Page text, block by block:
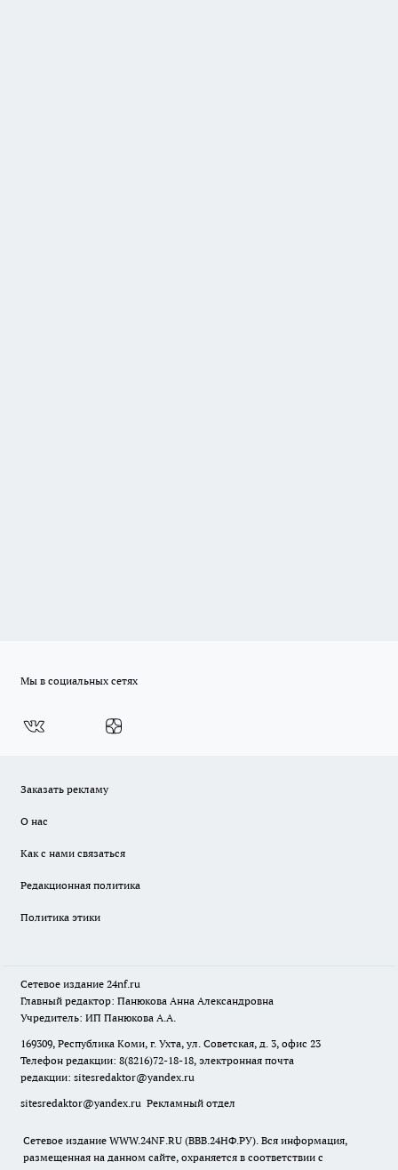
Мы в социальных сетях
Заказать рекламу
О нас
Как с нами связаться
Редакционная политика
Политика этики
Сетевое издание 24nf.ru
Главный редактор: Панюкова Анна Александровна
Учредитель: ИП Панюкова А.А.
169309, Республика Коми, г. Ухта, ул. Советская, д. 3, офис 23
Телефон редакции: 8(8216)72-18-18, электронная почта
редакции: sitesredaktor@yandex.ru
sitesredaktor@yandex.ru Рекламный отдел
Сетевое издание WWW.24NF.RU (ВВВ.24НФ.РУ). Вся информация,
размещенная на данном сайте, охраняется в соответствии с